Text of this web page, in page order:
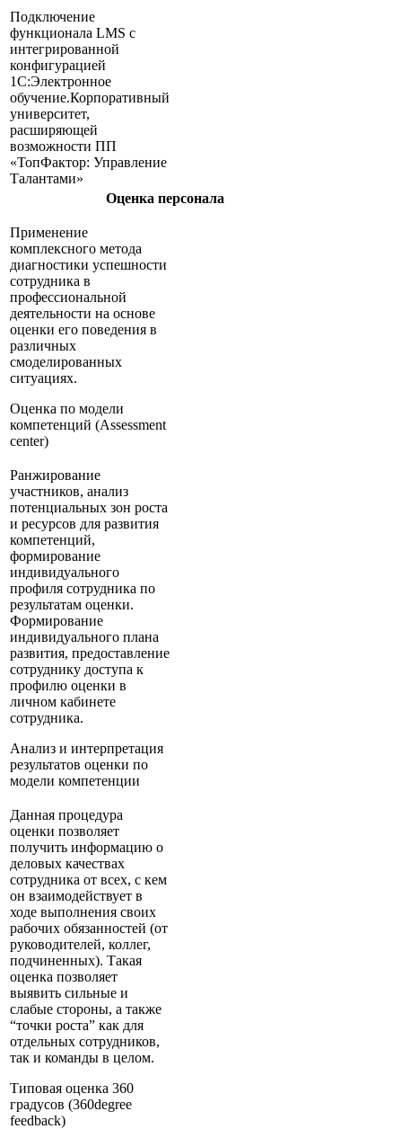
Подключение
функционала LMS с
интегрированной
конфигурацией
1С:Электронное
обучение.Корпоративный
университет,
расширяющей
возможности ПП
«ТопФактор: Управление
Талантами»
Оценка персонала
Применение
комплексного метода
диагностики успешности
сотрудника в
профессиональной
деятельности на основе
оценки его поведения в
различных
смоделированных
ситуациях.
Оценка по модели
компетенций (Assessment
center)
Ранжирование
участников, анализ
потенциальных зон роста
и ресурсов для развития
компетенций,
формирование
индивидуального
профиля сотрудника по
результатам оценки.
Формирование
индивидуального плана
развития, предоставление
сотруднику доступа к
профилю оценки в
личном кабинете
сотрудника.
Анализ и интерпретация
результатов оценки по
модели компетенции
Данная процедура
оценки позволяет
получить информацию о
деловых качествах
сотрудника от всех, с кем
он взаимодействует в
ходе выполнения своих
рабочих обязанностей (от
руководителей, коллег,
подчиненных). Такая
оценка позволяет
выявить сильные и
слабые стороны, а также
“точки роста” как для
отдельных сотрудников,
так и команды в целом.
Типовая оценка 360
градусов (360degree
feedback)